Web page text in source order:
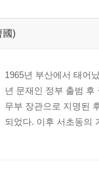
국민의 분노
월 21일
國)
1965년 부산에서 태어
년 문재인 정부 출범
무부 장관으로 지명된
되었다. 이후 서초동의